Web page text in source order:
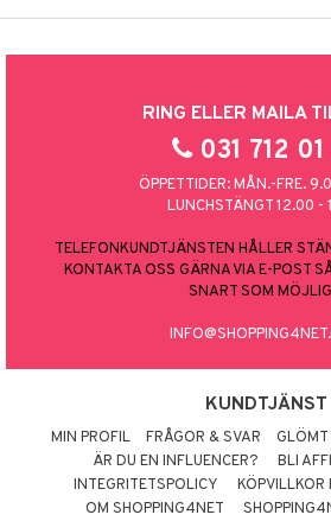
RING ELLER MAILA
031 712 01
ÖPPETTIDER: MÅN.-FRE.
LUNCHSTÄNGT 12.00 -
TELEFONKUNDTJÄNSTEN HÅLLER
KONTAKTA OSS GÄRNA VIA E-POST
SNART SOM
KUNDTJÄNST
MIN PROFIL FRÅGOR & SVAR GLÖMT
ÄR DU EN INFLUENCER?
BLI
INTEGRITETSPOLICY
KÖPVILLKOR
OM SHOPPING4NET